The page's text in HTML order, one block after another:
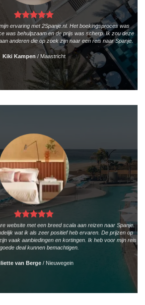
ervaring met 2Spanje.nl. Het boekingsproces was
was behulpzaam en de prijs was scherp. Ik zou deze
anderen die op zoek zijn naar een reis naar Spanje.
Kiki Kampen /Maastricht
website met een breed scala aan reizen naar Spanje.
wat ik als zeer positief heb ervaren. De prijzen op
vaak aanbiedingen en kortingen. Ik heb voor mijn reis
deal kunnen bemachtigen.
van Berge / Nieuwegein